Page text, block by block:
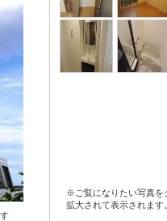
※ご覧になりたい写真を
拡大されて表示されます。